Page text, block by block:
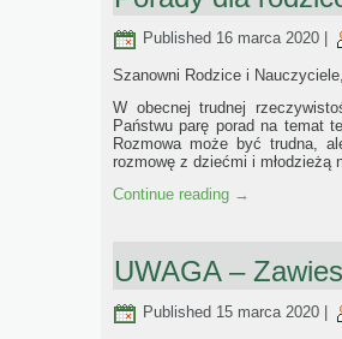
Published 16 marca 2020
Szanowni Rodzice i Nauczyciele,
W obecnej trudnej
Państwu parę porad na temat
Rozmowa może być trudna,
rozmowę z dziećmi i młodzieżą
Continue reading →
UWAGA –
Published 15 marca 2020